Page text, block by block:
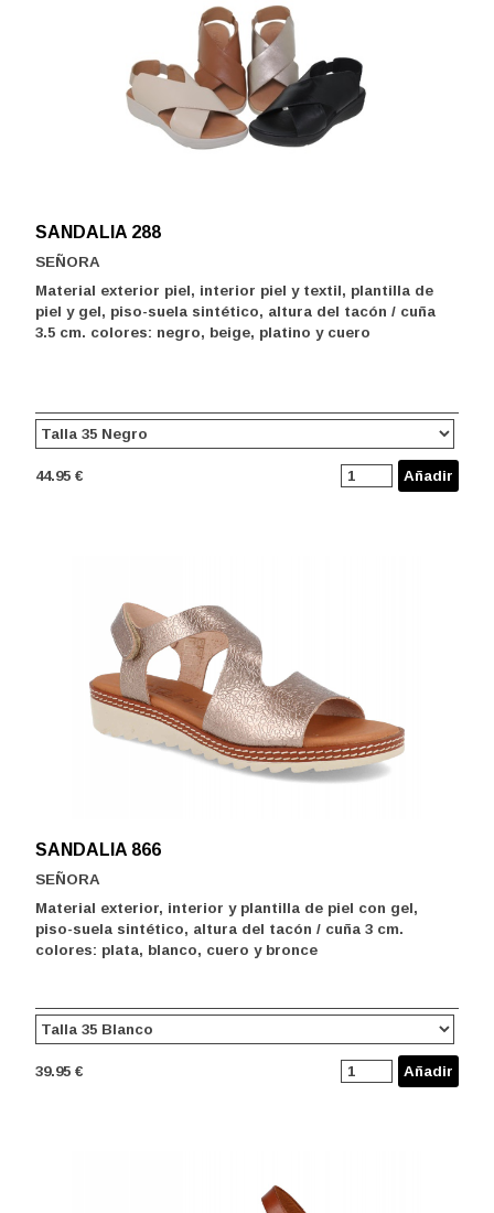
SANDALIA 288
SEÑORA
Material exterior piel, interior piel y textil, plantilla de
piel y gel, piso-suela sintético, altura del tacón / cuña
3.5 cm. colores: negro, beige, platino y cuero
44.95 € Añadir
SANDALIA 866
SEÑORA
Material exterior, interior y plantilla de piel con gel,
piso-suela sintético, altura del tacón / cuña 3 cm.
colores: plata, blanco, cuero y bronce
39.95 € Añadir